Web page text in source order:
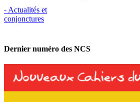
- Actualités et
conjonctures
Dernier numéro des NCS